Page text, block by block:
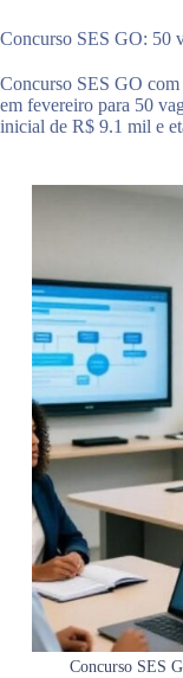
Concurso SES GO: 50
Concurso SES GO
em fevereiro para 50
inicial de R$ 9.1 mil e
Concurso SES